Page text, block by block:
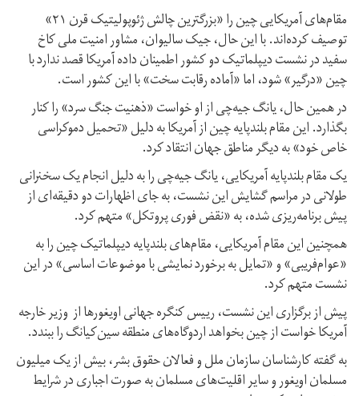
مقام‌های آمریکایی چین را «بزرگترین چالش ژئوپولیتیک قرن ۲۱»
توصیف کرده‌اند. با این حال، جیک سالیوان، مشاور امنیت ملی کاخ
سفید در نشست دیپلماتیک دو کشور اطمینان داده آمریکا قصد ندارد با
چین «درگیر» شود، اما «آماده رقابت سخت» با این کشور است.
در همین حال، یانگ جیه‌چی از او خواست «ذهنیت جنگ سرد» را کنار
بگذارد. این مقام بلندپایه چین از آمریکا به دلیل «تحمیل دموکراسی
خاص خود» به دیگر مناطق جهان انتقاد کرد.
یک مقام بلندپایه آمریکایی، یانگ جیه‌چی را به دلیل انجام یک سخنرانی
طولانی در مراسم گشایش این نشست، به جای اظهارات دو دقیقه‌ای از
پیش برنامه‌ریزی شده، به «نقض فوری پروتکل» متهم کرد.
همچنین این مقام آمریکایی، مقام‌های بلندپایه دیپلماتیک چین را به
«عوام‌فریبی» و «تمایل به برخورد نمایشی با موضوعات اساسی» در این
نشست متهم کرد.
پیش از برگزاری این نشست، رییس کنگره جهانی اویغورها از وزیر خارجه
آمریکا‌ خواست از چین بخواهد اردوگاه‌های منطقه سین‌کیانگ را ببندد.
به گفته کارشناسان سازمان ملل و فعالان حقوق بشر، بیش از یک میلیون
مسلمان اویغور و سایر اقلیت‌های مسلمان به صورت اجباری در شرایط